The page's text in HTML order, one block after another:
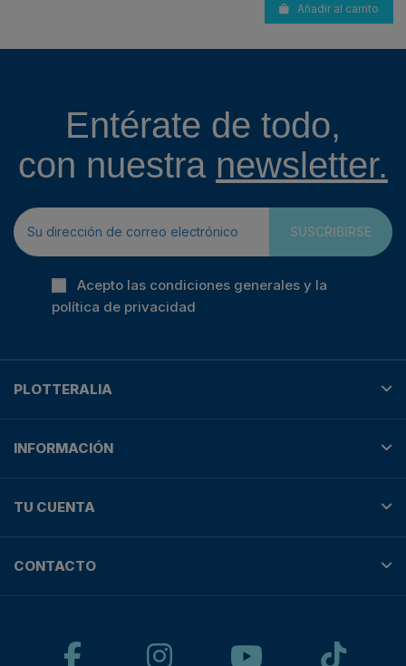
Añadir al carrito
Entérate de todo,
con nuestra newsletter.
SUSCRIBIRSE
Acepto las condiciones generales y la
política de privacidad
PLOTTERALIA
INFORMACIÓN
TU CUENTA
CONTACTO